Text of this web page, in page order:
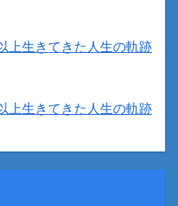
上生きてきた人生の軌跡
上生きてきた人生の軌跡